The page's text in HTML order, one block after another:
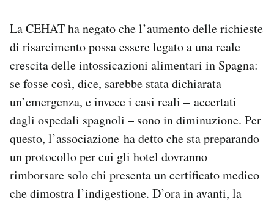
La CEHAT ha negato che l’aumento delle richieste
di risarcimento possa essere legato a una reale
crescita delle intossicazioni alimentari in Spagna:
se fosse così, dice, sarebbe stata dichiarata
un’emergenza, e invece i casi reali – accertati
dagli ospedali spagnoli – sono in diminuzione. Per
questo, l’associazione ha detto che sta preparando
un protocollo per cui gli hotel dovranno
rimborsare solo chi presenta un certificato medico
che dimostra l’indigestione. D’ora in avanti, la